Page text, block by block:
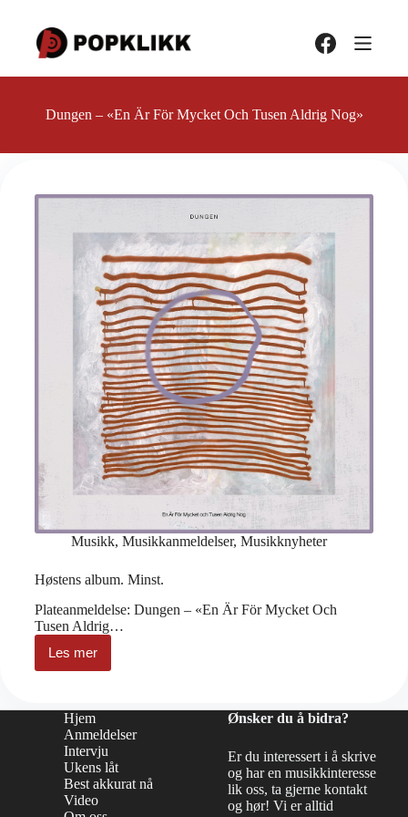
innholdet
Dungen – «En Är För Mycket Och Tusen Aldrig Nog»
Musikk, Musikkanmeldelser, Musikknyheter
Høstens album. Minst.
Plateanmeldelse: Dungen – «En Är För Mycket Och
Tusen Aldrig…
Les mer
Høstens
album.
Hjem
Anmeldelser
Intervju
Ukens låt
Best akkurat nå
Video
Ønsker du å bidra?
Er du interessert i å skrive
og har en musikkinteresse
lik oss, ta gjerne kontakt
og hør! Vi er alltid